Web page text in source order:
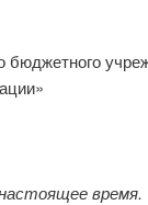
бюджетного
время.